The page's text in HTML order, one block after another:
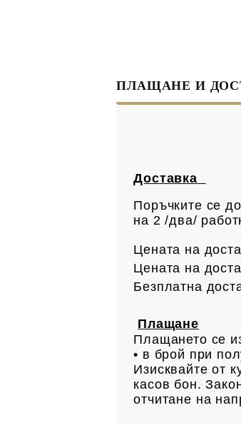
ПЛАЩАНЕ И
Доставка
Поръчките се
на 2 /два/
Цената на
Цената на
Безплатна
Плащане
Плащането се
• в брой при
Изисквайте от
касов бон.
отчитане на